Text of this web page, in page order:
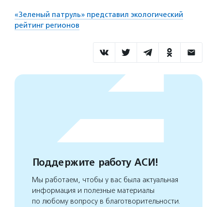
«Зеленый патруль» представил экологический
рейтинг регионов
Поддержите работу АСИ!
Мы работаем, чтобы у вас была актуальная
информация и полезные материалы
по любому вопросу в благотворительности.